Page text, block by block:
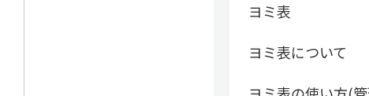
ヨミ表
ヨミ表について